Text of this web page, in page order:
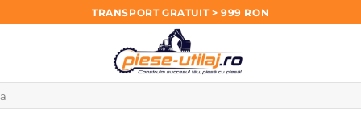
TRANSPORT GRATUIT > 999 RON